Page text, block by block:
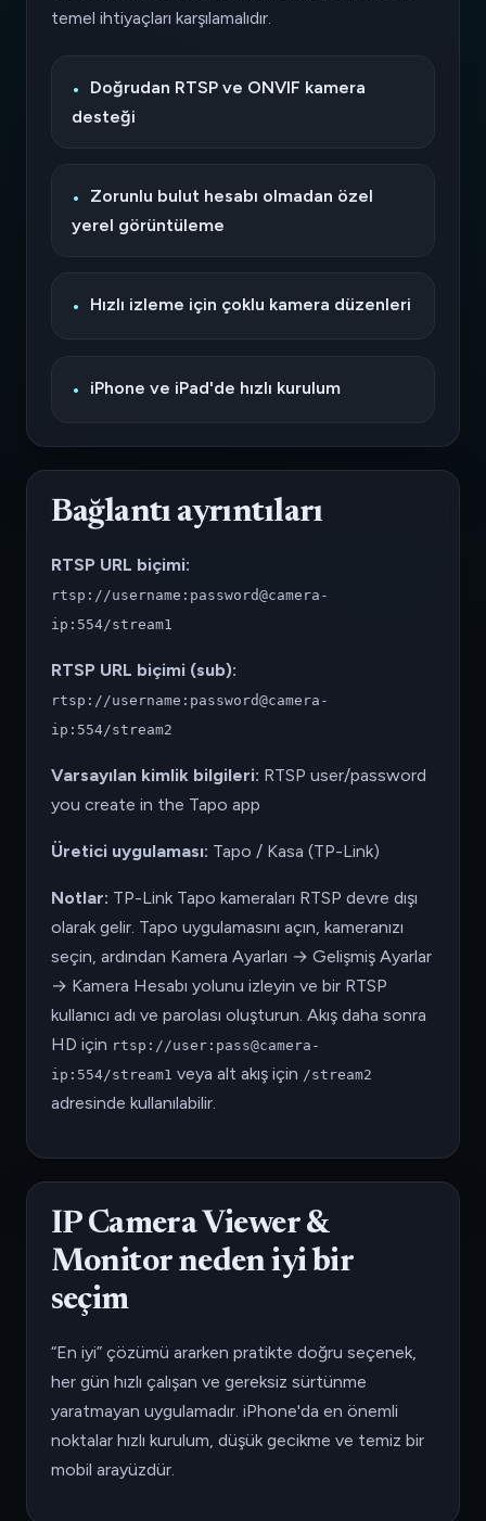
temel ihtiyaçları karşılamalıdır.
Doğrudan RTSP ve ONVIF kamera
desteği
Zorunlu bulut hesabı olmadan özel
yerel görüntüleme
Hızlı izleme için çoklu kamera düzenleri
iPhone ve iPad'de hızlı kurulum
Bağlantı ayrıntıları
RTSP URL biçimi:
rtsp://username:password@camera-
ip:554/stream1
RTSP URL biçimi (sub):
rtsp://username:password@camera-
ip:554/stream2
Varsayılan kimlik bilgileri: RTSP user/password
you create in the Tapo app
Üretici uygulaması: Tapo / Kasa (TP-Link)
Notlar: TP-Link Tapo kameraları RTSP devre dışı
olarak gelir. Tapo uygulamasını açın, kameranızı
seçin, ardından Kamera Ayarları → Gelişmiş Ayarlar
→ Kamera Hesabı yolunu izleyin ve bir RTSP
kullanıcı adı ve parolası oluşturun. Akış daha sonra
HD için rtsp://user:pass@camera-
ip:554/stream1 veya alt akış için /stream2
adresinde kullanılabilir.
IP Camera Viewer &
Monitor neden iyi bir
seçim
“En iyi” çözümü ararken pratikte doğru seçenek,
her gün hızlı çalışan ve gereksiz sürtünme
yaratmayan uygulamadır. iPhone'da en önemli
noktalar hızlı kurulum, düşük gecikme ve temiz bir
mobil arayüzdür.